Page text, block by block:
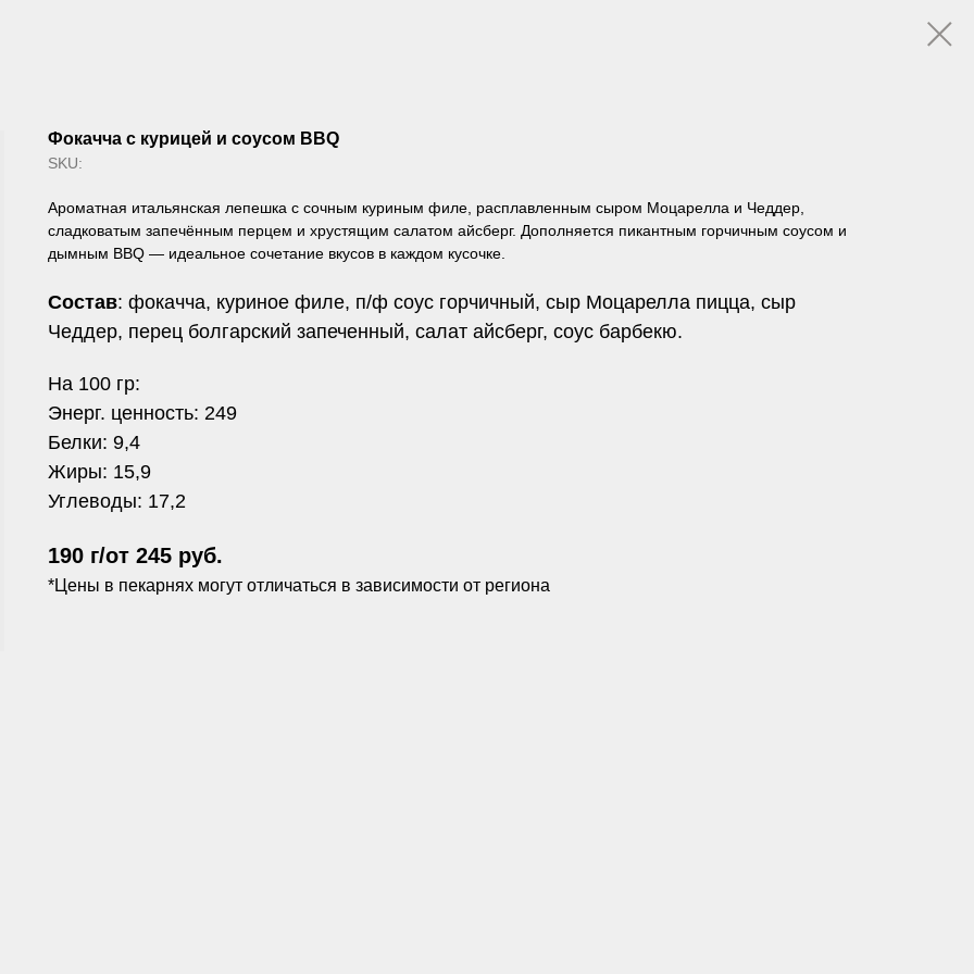
Фокачча с курицей и соусом BBQ
SKU:
Ароматная итальянская лепешка с сочным куриным филе, расплавленным сыром Моцарелла и Чеддер,
сладковатым запечённым перцем и хрустящим салатом айсберг. Дополняется пикантным горчичным соусом и
дымным BBQ — идеальное сочетание вкусов в каждом кусочке.
Состав: фокачча, куриное филе, п/ф соус горчичный, сыр Моцарелла пицца, сыр
Чеддер, перец болгарский запеченный, салат айсберг, соус барбекю.
На 100 гр:
Энерг. ценность: 249
Белки: 9,4
Жиры: 15,9
Углеводы: 17,2
190 г/от 245 руб.
*Цены в пекарнях могут отличаться в зависимости от региона